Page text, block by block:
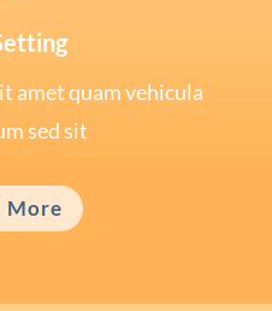
amet quam vehicula
sed sit
More